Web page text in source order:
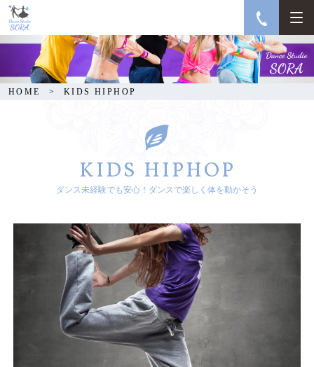
KIDS HIPHOP
HOME KIDS HIPHOP
KIDS HIPHOP
ダンス未経験でも安心！ダンスで楽しく体を動かそう